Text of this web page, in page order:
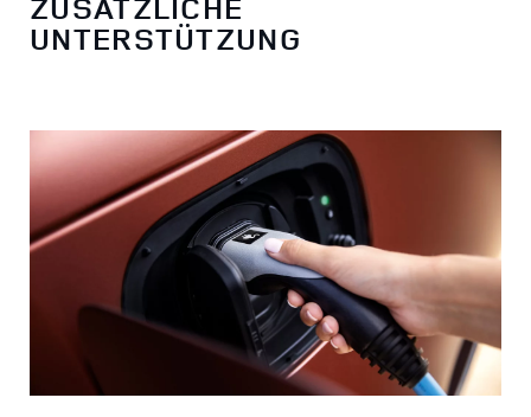
UNTERSTÜTZUNG